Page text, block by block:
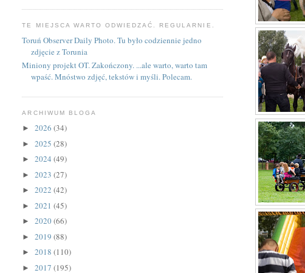
TE MIEJSCA WARTO ODWIEDZAĆ. REGULARNIE.
Toruń Observer Daily Photo. Tu było codziennie jedno
zdjęcie z Torunia
Miniony projekt OT. Zakończony. ...ale warto, warto tam
wpaść. Mnóstwo zdjęć, tekstów i myśli. Polecam.
ARCHIWUM BLOGA
►2026(34)
►2025(28)
►2024(49)
►2023(27)
►2022(42)
►2021(45)
►2020(66)
►2019(88)
►2018(110)
►2017(195)